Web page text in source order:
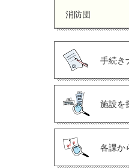
消防団
手続き
施設を
各課か